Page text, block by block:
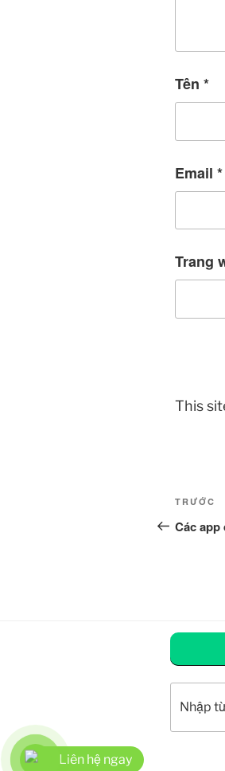
Tên *
Email *
Trang
This
Điều
Bài
cũ
TRƯỚC
Các
Liên hệ ngay